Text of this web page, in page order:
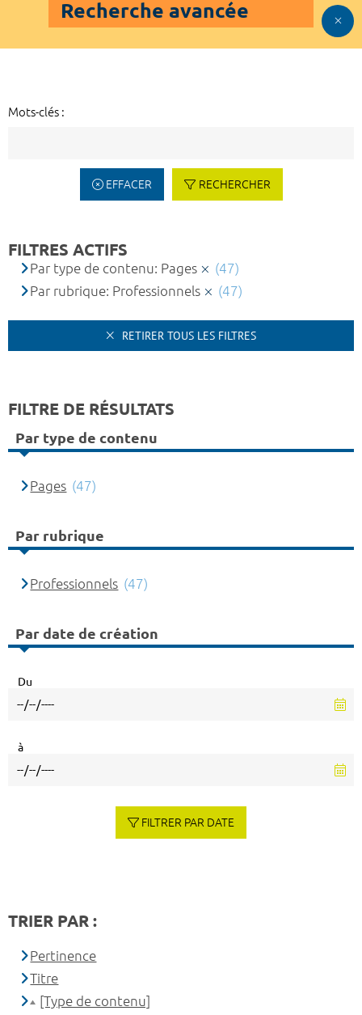
Recherche avancée
Mots-clés :
EFFACER RECHERCHER
FILTRES ACTIFS
Par type de contenu: Pages
(47)
Par rubrique: Professionnels
(47)
RETIRER TOUS LES FILTRES
FILTRE DE RÉSULTATS
Par type de contenu
Pages (47)
Par rubrique
Professionnels (47)
Par date de création
Du
à
FILTRER PAR DATE
TRIER PAR :
Pertinence
Titre
[Type de contenu]